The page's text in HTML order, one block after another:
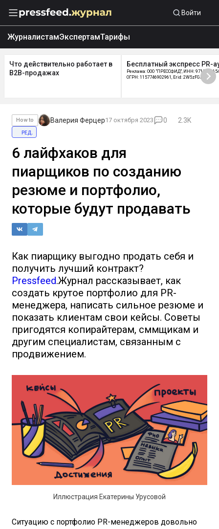
Войти
ЖурналистамЭкспертамТарифы
Что действительно работает в
B2B-продажах
Бесплатный экспресс PR-
Реклама: ООО "ПРЕССФИД", ИНН:
ОГРН: 1157746902961, Erid: 2W5zFGDycPz
How to Валерия Ферцер17 октября 2023 0
2.3K
ред.
6 лайфхаков для
пиарщиков по созданию
резюме и портфолио,
которые будут продавать
Как пиарщику выгодно продать себя и
получить лучший контракт?
Pressfeed.Журнал рассказывает, как
создать крутое портфолио для PR-
менеджера, написать сильное резюме и
показать клиентам свои кейсы. Советы
пригодятся копирайтерам, сммщикам и
другим специалистам, связанным с
продвижением.
Иллюстрация Екатерины Урусовой
Ситуацию с портфолио PR-менеджеров довольно